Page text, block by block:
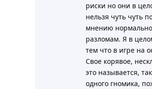
риски но они в
нельзя чуть чуть
мнению
разломам. Я в
тем что в игре на
Свое корявое,
это называется,
одного гномика,